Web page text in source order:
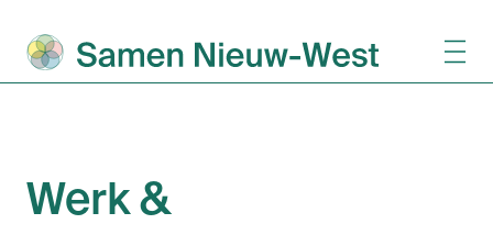
Werk &